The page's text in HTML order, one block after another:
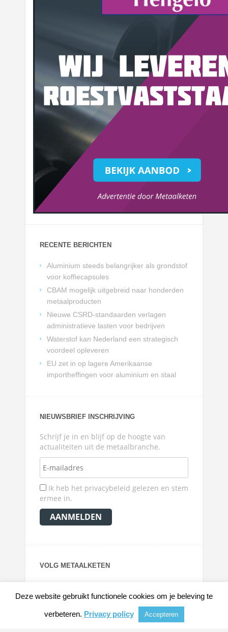
RECENTE BERICHTEN
Aluminium steeds belangrijker als grondstof
voor koffiecapsules
CBAM mogelijk uitgebreid naar honderden
metaalproducten
Nieuwe CSRD-standaarden verlagen
administratieve lasten voor bedrijven
Waterstof kan Nederland een strategisch
voordeel opleveren
EU zet in op lagere Amerikaanse
importheffingen voor aluminium en staal
NIEUWSBRIEF INSCHRIJVING
Schrijf je in en blijf op de hoogte van
actualiteiten uit de metaalbranche.
Ik heb het privacybeleid gelezen en stem
ermee in.
VOLG METAALKETEN
Deze website gebruikt functionele cookies om je beleving te
verbeteren. Privacy policy Accepteren